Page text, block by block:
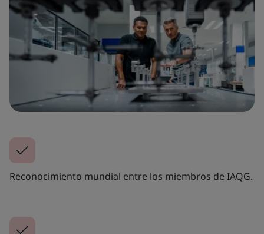
Reconocimiento mundial entre los miembros de IAQG.